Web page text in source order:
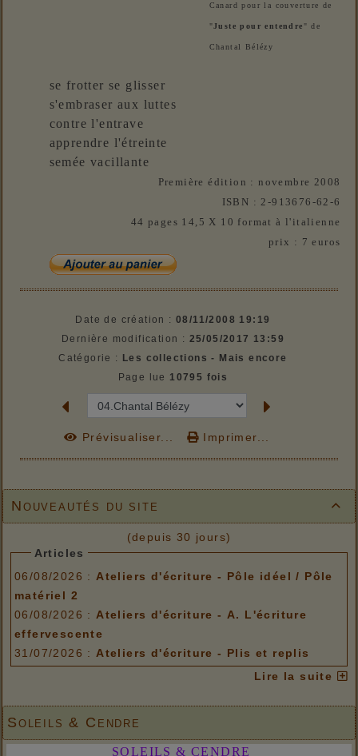

Nouveautés du site
(depuis 30 jours)
Articles
06/08/2026 : Ateliers d'écriture - Pôle idéel / Pôle
matériel 2
06/08/2026 : Ateliers d'écriture - A. L'écriture
effervescente
31/07/2026 : Ateliers d'écriture - Plis et replis
matériel 2
Lire la suite
Soleils & Cendre
SOLEILS & CENDRE
Canard pour la couverture de
"Juste pour entendre" de
Chantal Bélézy
se frotter se glisser
s'embraser aux luttes
contre l'entrave
apprendre l'étreinte
semée vacillante
Première édition : novembre 2008
ISBN : 2-913676-62-6
44 pages 14,5 X 10 format à l'italienne
prix : 7 euros
Date de création :08/11/2008 19:19
Dernière modification : 25/05/2017 13:59
Catégorie :
Les collections - Mais encore
Page lue 10795 fois
Prévisualiser... Imprimer...